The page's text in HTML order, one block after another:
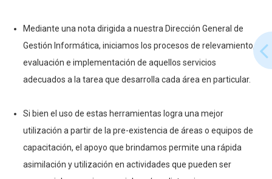
Mediante una nota dirigida a nuestra Dirección General de
Gestión Informática, iniciamos los procesos de relevamiento,
evaluación e implementación de aquellos servicios
adecuados a la tarea que desarrolla cada área en particular.
Si bien el uso de estas herramientas logra una mejor
utilización a partir de la pre-existencia de áreas o equipos de
capacitación, el apoyo que brindamos permite una rápida
asimilación y utilización en actividades que pueden ser